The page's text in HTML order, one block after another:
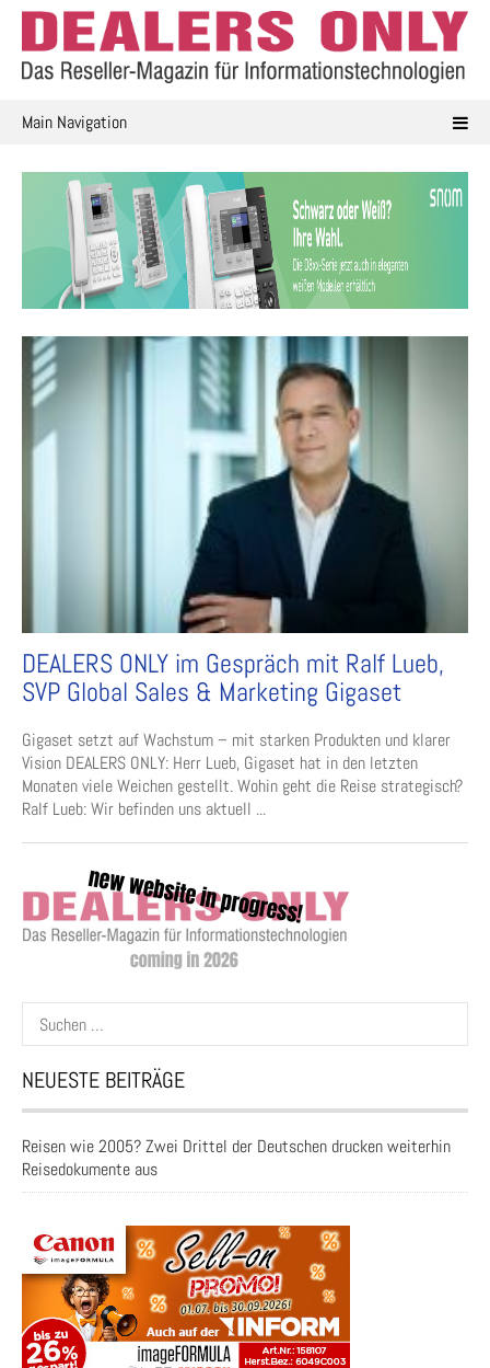
Skip
content
Main Navigation
DEALERS ONLY im Gespräch mit Ralf Lueb,
SVP Global Sales & Marketing Gigaset
Gigaset setzt auf Wachstum – mit starken Produkten und klarer
Vision DEALERS ONLY: Herr Lueb, Gigaset hat in den letzten
Monaten viele Weichen gestellt. Wohin geht die Reise strategisch?
Ralf Lueb: Wir befinden uns aktuell ...
Suchen
nach:
NEUESTE BEITRÄGE
Reisen wie 2005? Zwei Drittel der Deutschen drucken weiterhin
Reisedokumente aus